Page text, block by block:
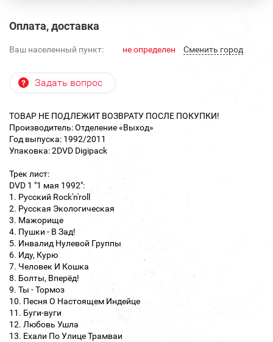
Оплата, доставка
Ваш населенный пункт: не определен Cменить город
Задать вопрос
ТОВАР НЕ ПОДЛЕЖИТ ВОЗВРАТУ ПОСЛЕ ПОКУПКИ!
Производитель: Отделение «Выход»
Год выпуска: 1992/2011
Упаковка: 2DVD Digipack
Трек лист:
DVD 1 "1 мая 1992":
1. Русский Rock'n'roll
2. Русская Экологическая
3. Мажорище
4. Пушки - В Зад!
5. Инвалид Нулевой Группы
6. Иду, Курю
7. Человек И Кошка
8. Болты, Вперёд!
9. Ты - Тормоз
10. Песня О Настоящем Индейце
11. Буги-вуги
12. Любовь Ушла
13. Ехали По Улице Трамваи